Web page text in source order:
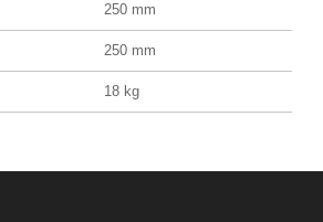
250 mm
250 mm
18 kg